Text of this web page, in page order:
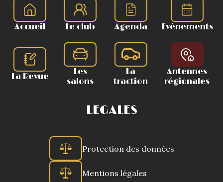
Accueil Le club Agenda Evènements
La Revue
Les
salons
La
traction
Antennes
régionales
LEGALES
Protection des données
Mentions légales